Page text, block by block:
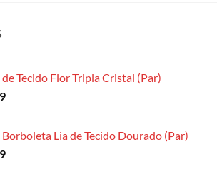
na
página
Tecido Flor Tripla Cristal (Par)
Lia de Tecido Dourado (Par)